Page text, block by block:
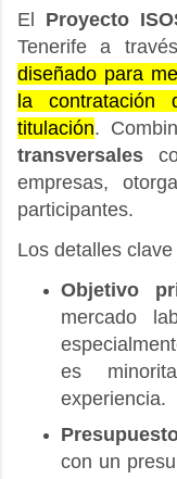
El Proyecto
Tenerife a
diseñado para
la contratación
titulación.
transversales
empresas,
participantes.
Los detalles
Objetivo
mercado
es
experiencia.
con un